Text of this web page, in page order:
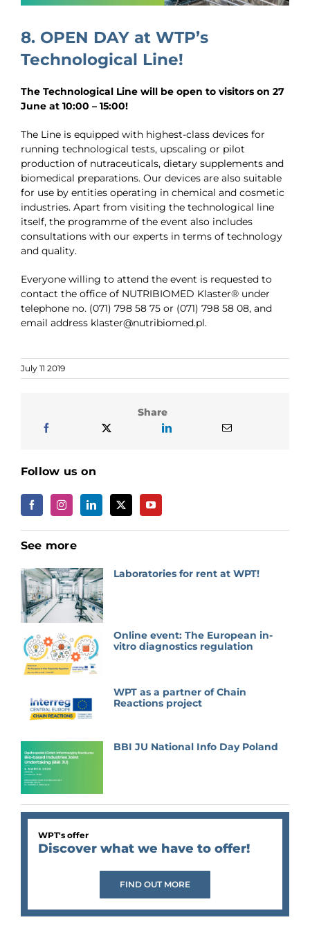
8. OPEN DAY at WTP’s
Technological Line!
The Technological Line will be open to visitors on 27
June at 10:00 – 15:00!
The Line is equipped with highest-class devices for
running technological tests, upscaling or pilot
production of nutraceuticals, dietary supplements and
biomedical preparations. Our devices are also suitable
for use by entities operating in chemical and cosmetic
industries. Apart from visiting the technological line
itself, the programme of the event also includes
consultations with our experts in terms of technology
and quality.
Everyone willing to attend the event is requested to
contact the office of NUTRIBIOMED Klaster® under
telephone no. (071) 798 58 75 or (071) 798 58 08, and
email address klaster@nutribiomed.pl.
July 11 2019
Share
Follow us on
See more
Laboratories for rent at WPT!
Online event: The European in-
vitro diagnostics regulation
WPT as a partner of Chain
Reactions project
BBI JU National Info Day Poland
WPT's offer
Discover what we have to offer!
FIND OUT MORE